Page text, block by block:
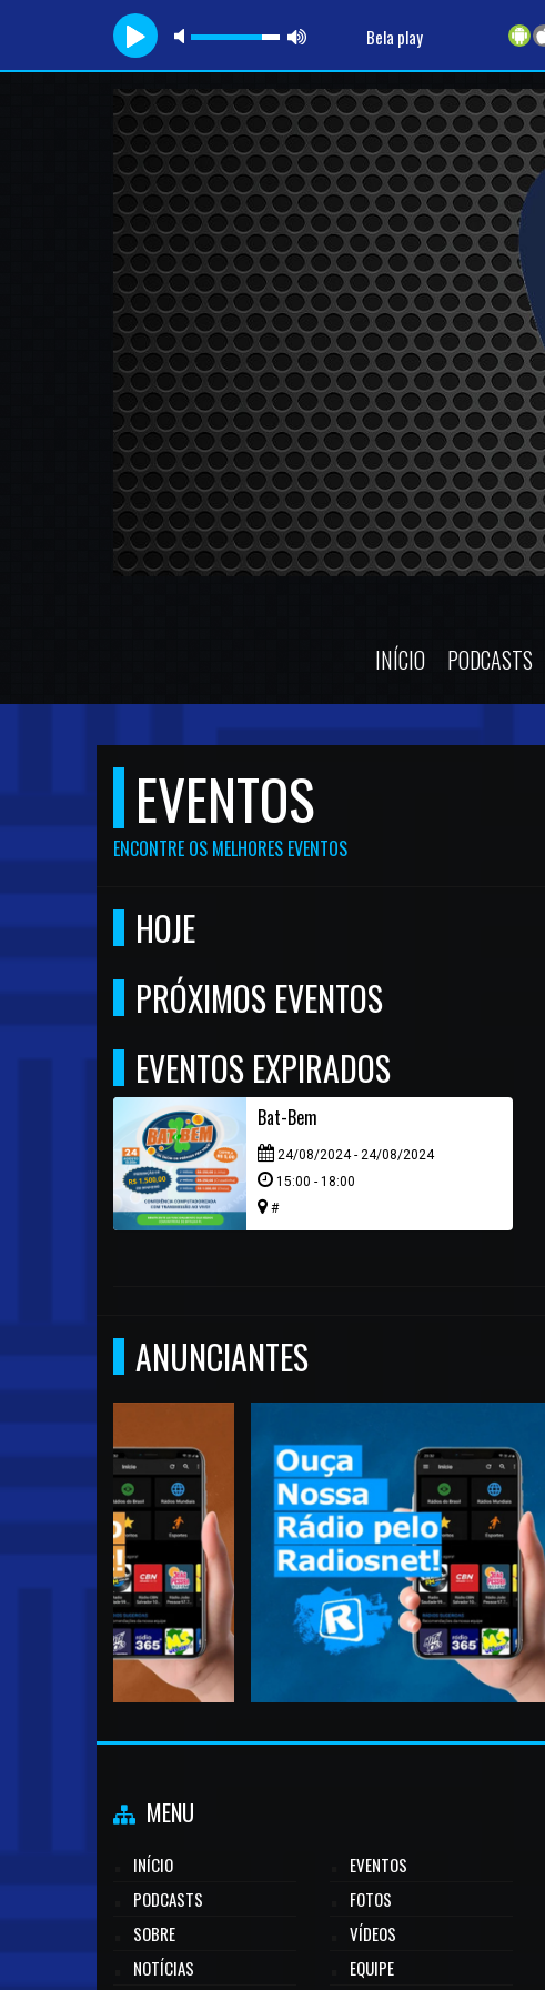
Bela play
INÍCIO PODCASTS
EVENTOS
ENCONTRE OS MELHORES EVENTOS
HOJE
PRÓXIMOS EVENTOS
EVENTOS EXPIRADOS
Bat-Bem
24/08/2024 - 24/08/2024
15:00 - 18:00
#
ANUNCIANTES
MENU
INÍCIO
PODCASTS
SOBRE
NOTÍCIAS
EVENTOS
FOTOS
VÍDEOS
EQUIPE